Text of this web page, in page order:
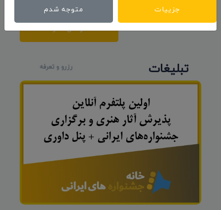
ارسال نظر
تبلیغات رزرو و تعرفه
جزییات متوجه شدم